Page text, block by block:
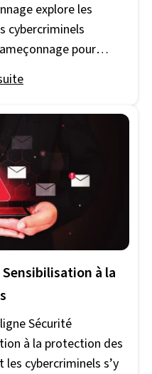
explore les
cybercriminels
pour
des informations
leurs ordinateurs,
Les cybercriminels
des
et leur identité. Ils
autres appareils des
malveillants.
leurs
de réduire le risque
à la
Sécurité
à la protection des
cybercriminels s’y